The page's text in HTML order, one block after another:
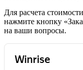
Для расчета
нажмите кнопку
на ваши вопросы.